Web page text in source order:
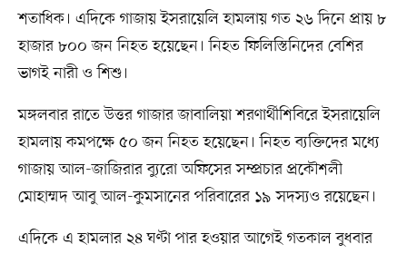
শতাধিক। এদিকে গাজায় ইসরায়েলি হামলায় গত ২৬ দিনে প্রায় ৮
হাজার ৮০০ জন নিহত হয়েছেন। নিহত ফিলিস্তিনিদের বেশির
ভাগই নারী ও শিশু।
মঙ্গলবার রাতে উত্তর গাজার জাবালিয়া শরণার্থীশিবিরে ইসরায়েলি
হামলায় কমপক্ষে ৫০ জন নিহত হয়েছেন। নিহত ব্যক্তিদের মধ্যে
গাজায় আল-জাজিরার ব্যুরো অফিসের সম্প্রচার প্রকৌশলী
মোহাম্মদ আবু আল-কুমসানের পরিবারের ১৯ সদস্যও রয়েছেন।
এদিকে এ হামলার ২৪ ঘণ্টা পার হওয়ার আগেই গতকাল বুধবার